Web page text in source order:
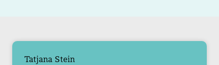
Tatjana Stein